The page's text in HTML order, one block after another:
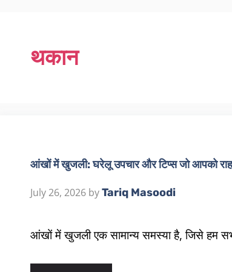
थकान
आंखों में खुजली: घरेलू उपचार और टिप्स जो आपको
July 26, 2026 byTariq Masoodi
आंखों में खुजली एक सामान्य समस्या है, जिसे हम